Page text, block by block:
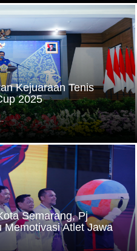
Kejuaraan Tenis
2025
Semarang, Pj
Memotivasi Atlet Jawa